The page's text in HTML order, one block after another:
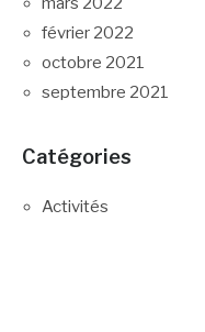
février 2022
octobre 2021
septembre 2021
Catégories
Activités